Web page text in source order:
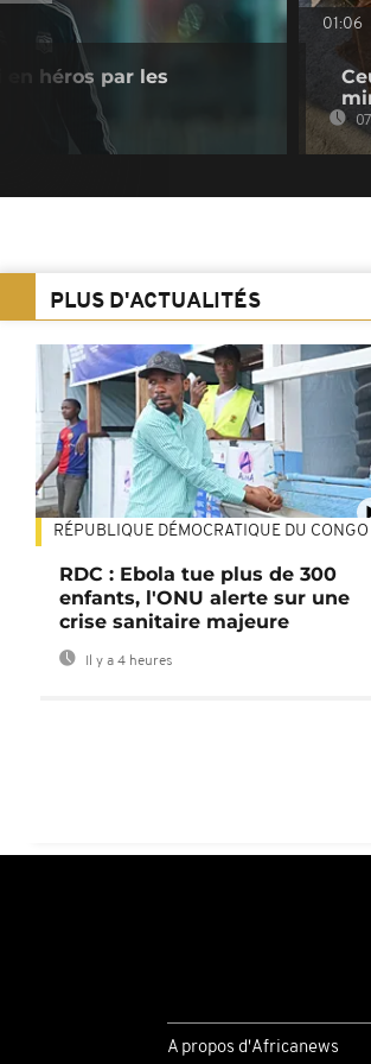
en héros par les
01:06
PLUS D'ACTUALITÉS
RÉPUBLIQUE DÉMOCRATIQUE DU CONGO
RDC : Ebola tue plus de 300
enfants, l'ONU alerte sur une
crise sanitaire majeure
Il y a 4 heures
A propos d'Africanews